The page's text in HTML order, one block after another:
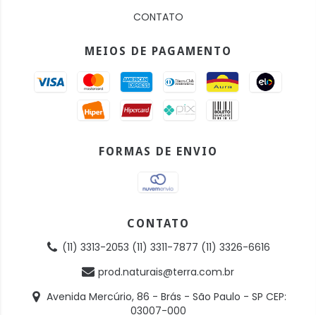
CONTATO
MEIOS DE PAGAMENTO
FORMAS DE ENVIO
CONTATO
(11) 3313-2053 (11) 3311-7877 (11) 3326-6616
prod.naturais@terra.com.br
Avenida Mercúrio, 86 - Brás - São Paulo - SP CEP:
03007-000